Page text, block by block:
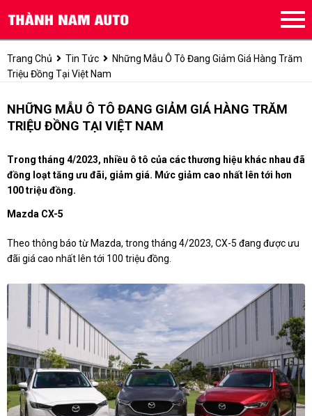
Trang Chủ Tin Tức
Những Mẫu Ô Tô Đang Giảm Giá Hàng Trăm
Triệu Đồng Tại Việt Nam
NHỮNG MẪU Ô TÔ ĐANG GIẢM GIÁ HÀNG TRĂM
TRIỆU ĐỒNG TẠI VIỆT NAM
Trong tháng 4/2023, nhiều ô tô của các thương hiệu khác nhau đã
đồng loạt tăng ưu đãi, giảm giá. Mức giảm cao nhất lên tới hơn
100 triệu đồng.
Mazda CX-5
Theo thông báo từ Mazda, trong tháng 4/2023, CX-5 đang được ưu
đãi giá cao nhất lên tới 100 triệu đồng.